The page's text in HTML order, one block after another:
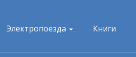
Электропоезда Книги